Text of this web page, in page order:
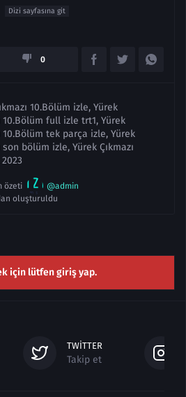
Dizi sayfasına git
0
10.Bölüm izle, Yürek
10.Bölüm full izle trt1, Yürek
10.Bölüm tek parça izle, Yürek
son bölüm izle, Yürek Çıkmazı
özeti
@admin
oluşturuldu
için lütfen giriş yap.
TWITTER
Takip et